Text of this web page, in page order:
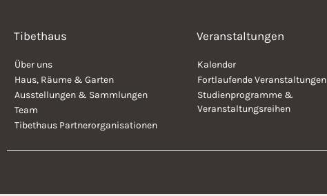
Tibethaus
Über uns
Haus, Räume & Garten
Ausstellungen & Sammlungen
Team
Tibethaus Partnerorganisationen
Veranstaltungen
Kalender
Fortlaufende Veranstaltungen
Studienprogramme &
Veranstaltungsreihen